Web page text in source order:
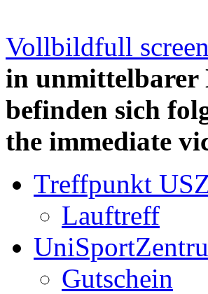
Vollbildfull screen
in unmittelbarer
befinden sich
the immediate
Treffpunkt
Lauftreff
Gutschein